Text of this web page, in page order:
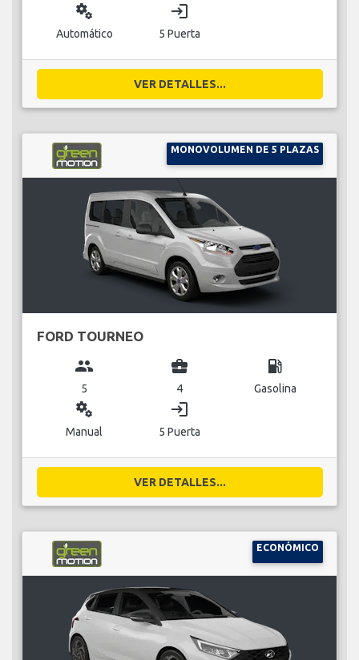
miscellaneous_services
Automático
login
5 Puerta
VER DETALLES...
MONOVOLUMEN DE 5 PLAZAS
FORD TOURNEO
group
5
business_center
4
local_gas_station
Gasolina
miscellaneous_services
Manual
login
5 Puerta
VER DETALLES...
ECONÓMICO